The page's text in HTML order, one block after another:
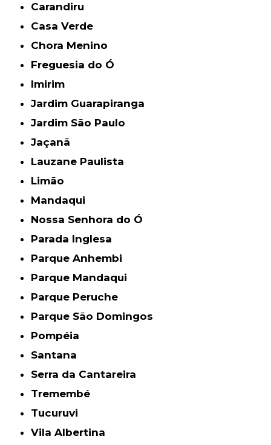
Carandiru
Casa Verde
Chora Menino
Freguesia do Ó
Imirim
Jardim Guarapiranga
Jardim São Paulo
Jaçanã
Lauzane Paulista
Limão
Mandaqui
Nossa Senhora do Ó
Parada Inglesa
Parque Anhembi
Parque Mandaqui
Parque Peruche
Parque São Domingos
Pompéia
Santana
Serra da Cantareira
Tremembé
Tucuruvi
Vila Albertina